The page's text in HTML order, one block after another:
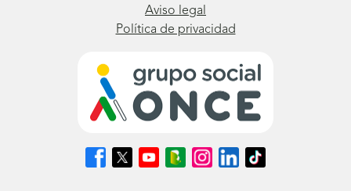
Aviso legal
Política de privacidad
Síguenos
en
Síguenos
en
Síguenos
en
Síguenos
en
Síguenos
en
Síguenos
en
Síguenos
en